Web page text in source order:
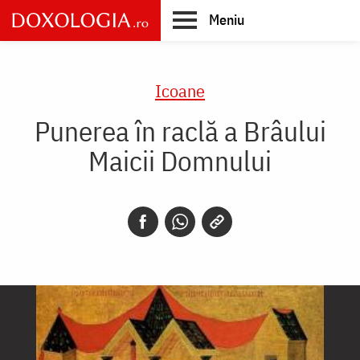
Skip
to
main
Meniu
Icoane
Punerea în raclă a Brâului
Maicii Domnului